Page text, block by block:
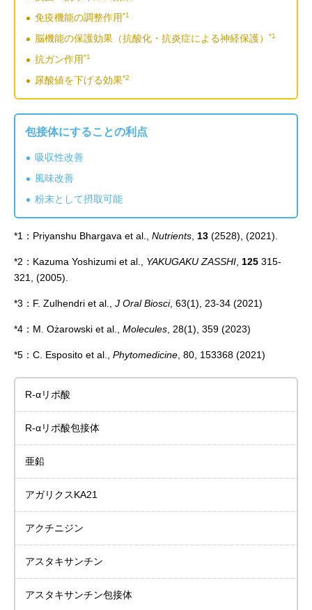
免疫機能の調整作用*1
脳機能の保護効果（抗酸化・抗炎症による神経保護） *1
抗ガン作用*1
尿酸値を下げる効果*2
包接体にすることの利点
吸収性改善
風味改善
粉末として摂取可能
*1：Priyanshu Bhargava et al., Nutrients, 13 (2528), (2021).
*2：Kazuma Yoshizumi et al., YAKUGAKU ZASSHI, 125 315-
321, (2005).
*3：F. Zulhendri et al., J Oral Biosci, 63(1), 23-34 (2021)
*4：M. Ożarowski et al., Molecules, 28(1), 359 (2023)
*5：C. Esposito et al., Phytomedicine, 80, 153368 (2021)
R-αリポ酸
R-αリポ酸包接体
亜鉛
アガリクスKA21
アクチニジン
アスタキサンチン
アスタキサンチン包接体